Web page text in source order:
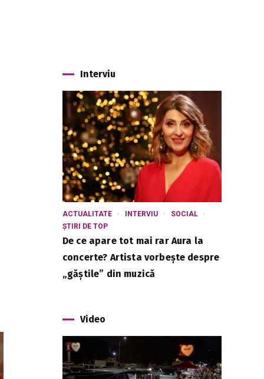
Interviu
ACTUALITATE INTERVIU
SOCIAL
ȘTIRI DE TOP
De ce apare tot mai rar Aura la
concerte? Artista vorbește despre
„găștile” din muzică
Video